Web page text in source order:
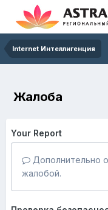
Internet Интеллигенция
Жалоба
Your Report
Дополнительно
жалобой.